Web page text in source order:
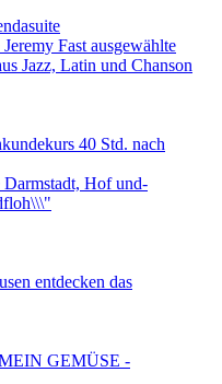
Fast ausgewählte
Jazz, Latin und Chanson
40 Std. nach
Hof und-
entdecken das
GEMÜSE -